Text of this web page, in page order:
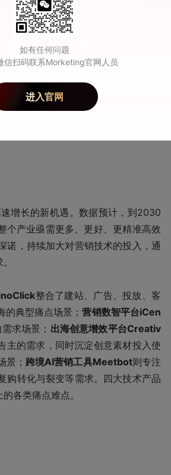
增长的新机遇。数据预计，到2030
个产业亟需更多、更好、更精准高效
诺，持续加大对营销技术的投入，通
整合了建站、广告、投放、客
的典型痛点场景；营销数智平台iCen
求场景； 出海创意增效平台Creativ
主的需求，同时沉淀创意素材投入使
景； 跨境AI营销工具Meetbot则专注
购转化与裂变等需求。四大技术产品
各类痛点难点。
如有任何问题
信扫码联系Morketing官网人员
进入官网